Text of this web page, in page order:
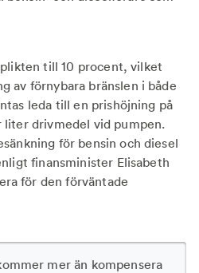
till 10 procent, vilket
av förnybara bränslen i både
leda till en prishöjning på
liter drivmedel vid pumpen.
för bensin och diesel
finansminister Elisabeth
för den förväntade
mer än kompensera